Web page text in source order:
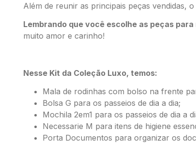
Além de reunir as principais peças vendidas,
Lembrando que você escolhe as peças
muito amor e carinho!
Nesse Kit da Coleção Luxo, temos:
Mala de rodinhas com bolso na frente
Bolsa G para os passeios de dia a dia;
Mochila 2em1 para os passeios de dia a
Necessarie M para itens de higiene
Porta Documentos para organizar os